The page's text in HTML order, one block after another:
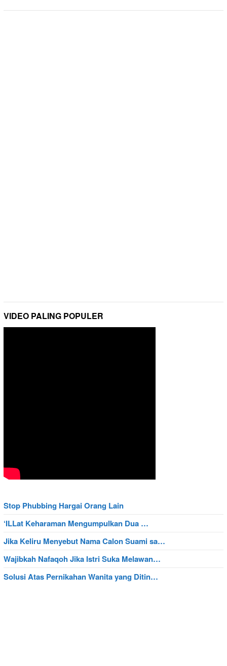
VIDEO PALING POPULER
Stop Phubbing Hargai Orang Lain
‘ILLat Keharaman Mengumpulkan Dua …
Jika Keliru Menyebut Nama Calon Suami sa…
Wajibkah Nafaqoh Jika Istri Suka Melawan…
Solusi Atas Pernikahan Wanita yang Ditin…